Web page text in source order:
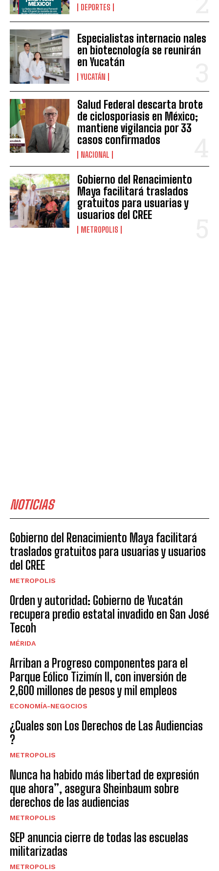
DEPORTES
Especialistas internacio nales
en biotecnología se reunirán
en Yucatán
YUCATÁN
Salud Federal descarta brote
de ciclosporiasis en México;
mantiene vigilancia por 33
casos confirmados
NACIONAL
Gobierno del Renacimiento
Maya facilitará traslados
gratuitos para usuarias y
usuarios del CREE
METROPOLIS
NOTICIAS
Gobierno del Renacimiento Maya facilitará
traslados gratuitos para usuarias y usuarios
del CREE
METROPOLIS
Orden y autoridad: Gobierno de Yucatán
recupera predio estatal invadido en San José
Tecoh
MÉRIDA
Arriban a Progreso componentes para el
Parque Eólico Tizimín II, con inversión de
2,600 millones de pesos y mil empleos
ECONOMÍA-NEGOCIOS
¿Cuales son Los Derechos de Las Audiencias
?
METROPOLIS
Nunca ha habido más libertad de expresión
que ahora”, asegura Sheinbaum sobre
derechos de las audiencias
METROPOLIS
SEP anuncia cierre de todas las escuelas
militarizadas
METROPOLIS